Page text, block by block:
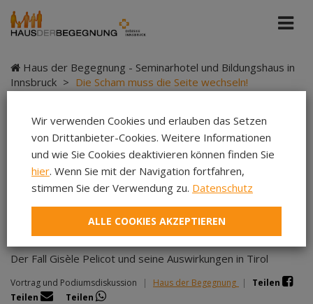
Haus der Begegnung - Seminarhotel und Bildungshaus in
Innsbruck > Die Scham muss die Seite wechseln!
Die Scham muss die
Seite wechseln!
Der Fall Gisèle Pelicot und seine Auswirkungen in Tirol
Vortrag und Podiumsdiskussion | Haus der Begegnung |
Teilen
Teilen
Teilen
Wir verwenden Cookies und erlauben das Setzen
von Drittanbieter-Cookies. Weitere Informationen
und wie Sie Cookies deaktivieren können finden Sie
hier. Wenn Sie mit der Navigation fortfahren,
stimmen Sie der Verwendung zu. Datenschutz
ALLE COOKIES AKZEPTIEREN